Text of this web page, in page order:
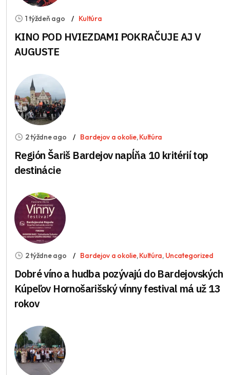
1 týždeň ago Kultúra
KINO POD HVIEZDAMI POKRAČUJE AJ V
AUGUSTE
2 týždne ago Bardejov a okolie,Kultúra
Región Šariš Bardejov napĺňa 10 kritérií top
destinácie
2 týždne ago Bardejov a okolie,Kultúra, Uncategorized
Dobré víno a hudba pozývajú do Bardejovských
Kúpeľov Hornošarišský vínny festival má už 13
rokov